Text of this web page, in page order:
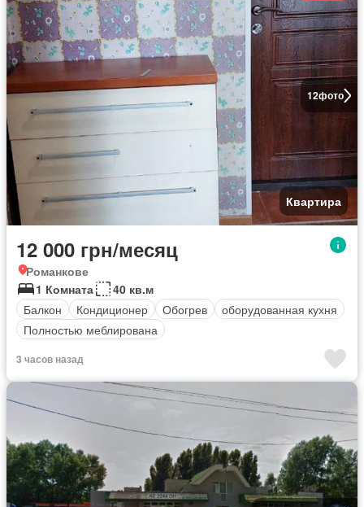
12фото
Квартира
12 000 грн/месяц
Романкове
1 Комната
40 кв.м
Балкон
Кондиционер Обогрев
оборудованная кухня
Полностью меблирована
3 часов назад